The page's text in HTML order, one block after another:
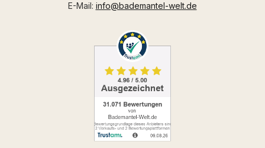
E-Mail: info@bademantel-welt.de